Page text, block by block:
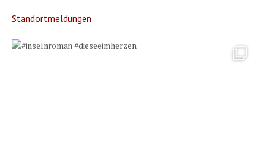
Standortmeldungen